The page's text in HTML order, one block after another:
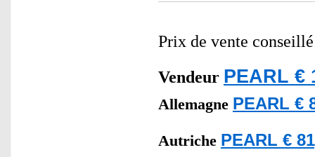
Prix de vente
Vendeur PEARL €
Allemagne PEARL €
Autriche PEARL €